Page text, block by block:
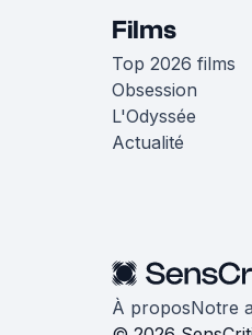
Films
Top 2026 films
Obsession
L'Odyssée
Actualité
À proposNotre